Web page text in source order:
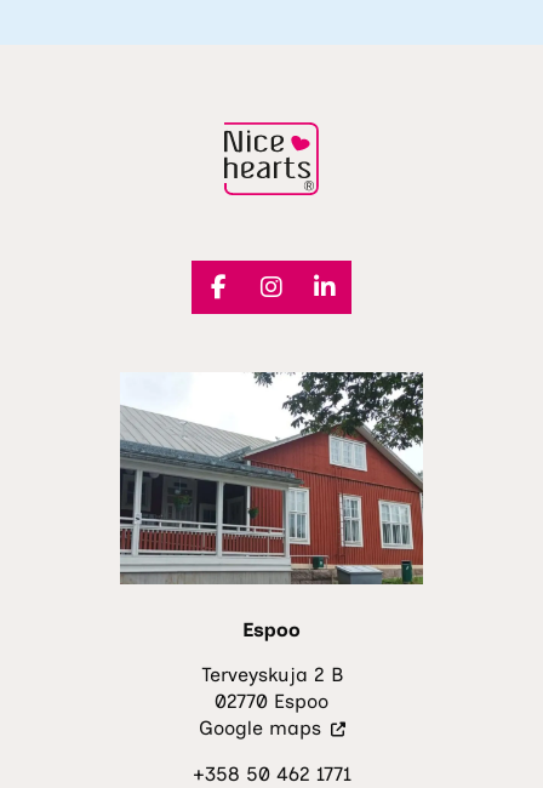
Espoo
Terveyskuja 2 B
02770 Espoo
Google maps(Vieraile
sivustolla.
+358 50 462 1771